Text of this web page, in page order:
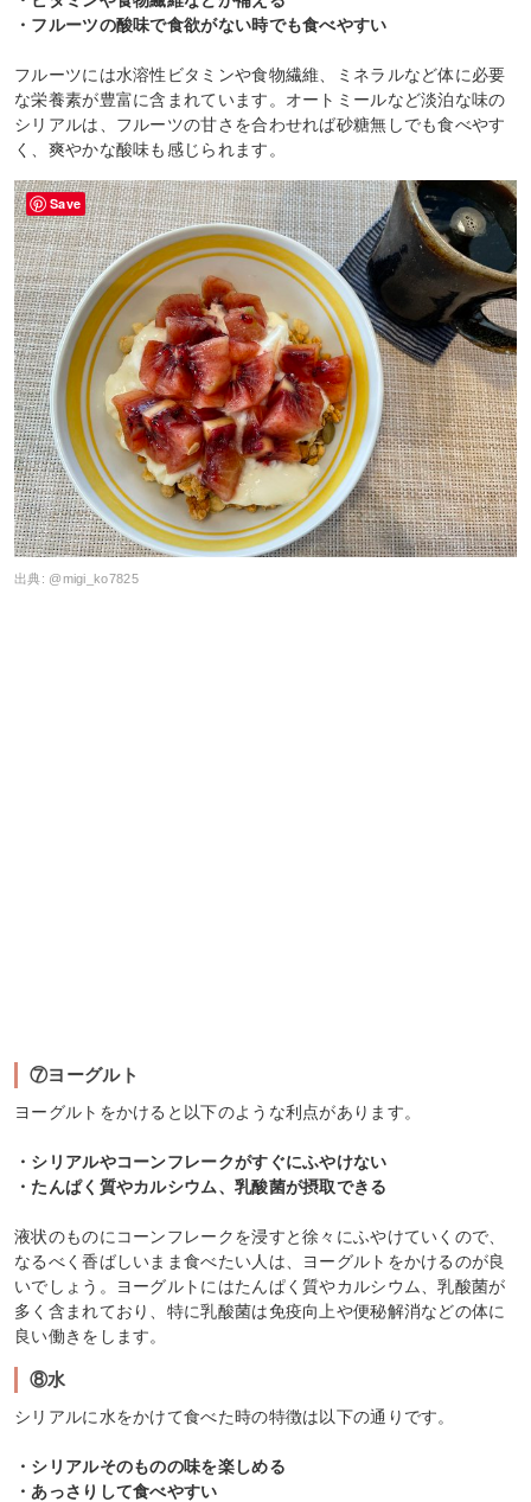
・フルーツの酸味で食欲がない時でも食べやすい
フルーツには水溶性ビタミンや食物繊維、ミネラルなど体に必要
な栄養素が豊富に含まれています。オートミールなど淡泊な味の
シリアルは、フルーツの甘さを合わせれば砂糖無しでも食べやす
く、爽やかな酸味も感じられます。
出典: @migi_ko7825
⑦ヨーグルト
ヨーグルトをかけると以下のような利点があります。
・シリアルやコーンフレークがすぐにふやけない
・たんぱく質やカルシウム、乳酸菌が摂取できる
液状のものにコーンフレークを浸すと徐々にふやけていくので、
なるべく香ばしいまま食べたい人は、ヨーグルトをかけるのが良
いでしょう。ヨーグルトにはたんぱく質やカルシウム、乳酸菌が
多く含まれており、特に乳酸菌は免疫向上や便秘解消などの体に
良い働きをします。
⑧水
シリアルに水をかけて食べた時の特徴は以下の通りです。
・シリアルそのものの味を楽しめる
・あっさりして食べやすい
Save